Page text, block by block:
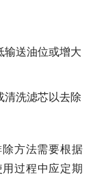
输送油位或增大
清洗滤芯以去除
方法需要根据
过程中应定期